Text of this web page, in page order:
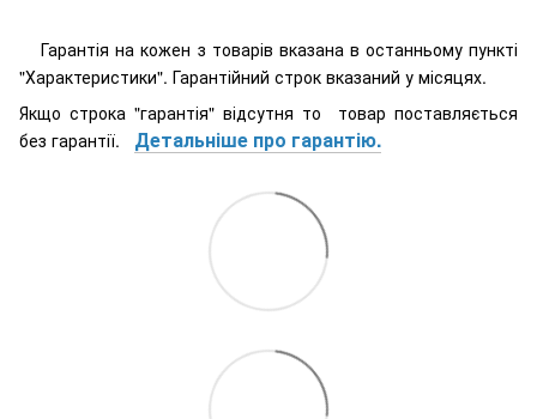
Гарантія на кожен з товарів вказана в останньому пункті
"Характеристики". Гарантійний строк вказаний у місяцях.
Якщо строка "гарантія" відсутня то товар поставляється
без гарантії. Детальніше про гарантію.